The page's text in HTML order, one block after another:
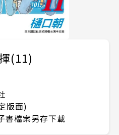
(11)
版面)
書檔案另存下載